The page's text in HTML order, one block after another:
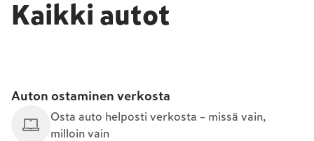
Kaikki autot
Auton ostaminen verkosta
Osta auto helposti verkosta – missä vain,
milloin vain